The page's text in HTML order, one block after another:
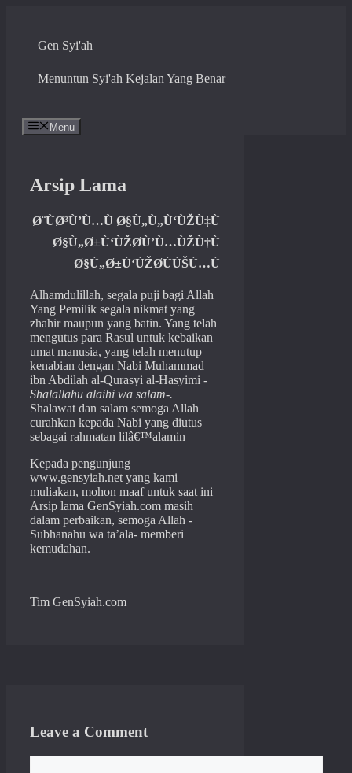
contentGen Syi'ah
Menuntun Syi'ah Kejalan Yang Benar
Menu
Arsip Lama
Ø¨ÙØ³Ù’Ù…Ù Ø§Ù„Ù„Ù‘ÙŽÙ‡Ù
Ø§Ù„Ø±Ù‘ÙŽØ­Ù’Ù…ÙŽÙ†Ù
Ø§Ù„Ø±Ù‘ÙŽØ­ÙÙŠÙ…Ù
Alhamdulillah, segala puji bagi Allah
Yang Pemilik segala nikmat yang
zhahir maupun yang batin. Yang telah
mengutus para Rasul untuk kebaikan
umat manusia, yang telah menutup
kenabian dengan Nabi Muhammad
ibn Abdilah al-Qurasyi al-Hasyimi -
Shalallahu alaihi wa salam-.
Shalawat dan salam semoga Allah
curahkan kepada Nabi yang diutus
sebagai rahmatan lilâ€™alamin
Kepada pengunjung
www.gensyiah.net yang kami
muliakan, mohon maaf untuk saat ini
Arsip lama GenSyiah.com masih
dalam perbaikan, semoga Allah -
Subhanahu wa ta’ala- memberi
kemudahan.
Tim GenSyiah.com
Leave a Comment